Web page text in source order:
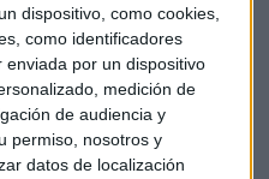
dispositivo, como cookies,
como identificadores
por un dispositivo
medición de
de audiencia y
permiso, nosotros y
datos de localización
sobre la crisis de
"ahora estamos en lo
viene mejorará
equilibrio entre la